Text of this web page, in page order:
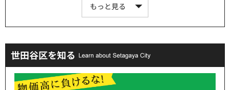
もっと見る
世田谷区を知る